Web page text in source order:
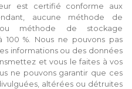
est certifié conforme aux
aucune méthode de
méthode de stockage
%. Nous ne pouvons pas
informations ou des données
et vous le faites à vos
ne pouvons garantir que ces
altérées ou détruites